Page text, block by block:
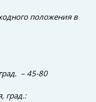
положения в
– 45-80
град.: